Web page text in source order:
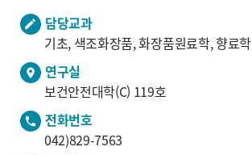
담당교과
기초, 색조화장품, 화장품원료학, 향료학
연구실
보건안전대학(C) 119호
전화번호
042)829-7563